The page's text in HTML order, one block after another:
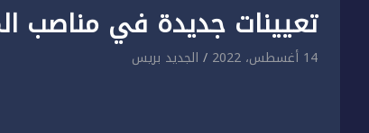
تعيينات جديدة في مناصب
14 أغسطس، 2022 الجديد بريس